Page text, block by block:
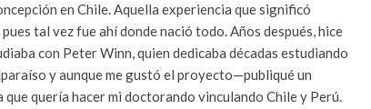
en Chile. Aquella experiencia que significó
tal vez fue ahí donde nació todo. Años después, hice
con Peter Winn, quien dedicaba décadas estudiando
y aunque me gustó el proyecto—publiqué un
que quería hacer mi doctorando vinculando Chile y Perú.